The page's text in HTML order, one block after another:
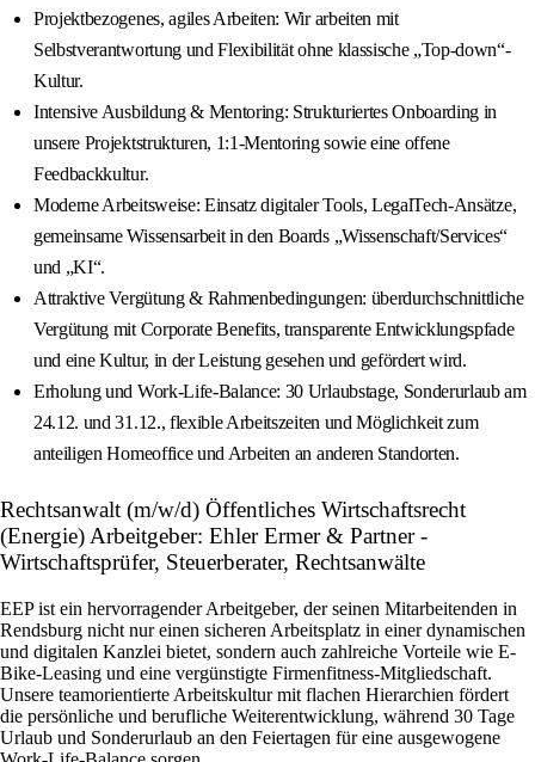
Projektbezogenes, agiles Arbeiten: Wir arbeiten mit
Selbstverantwortung und Flexibilität ohne klassische „Top-down“-
Kultur.
Intensive Ausbildung & Mentoring: Strukturiertes Onboarding in
unsere Projektstrukturen, 1:1-Mentoring sowie eine offene
Feedbackkultur.
Moderne Arbeitsweise: Einsatz digitaler Tools, LegalTech-Ansätze,
gemeinsame Wissensarbeit in den Boards „Wissenschaft/Services“
und „KI“.
Attraktive Vergütung & Rahmenbedingungen: überdurchschnittliche
Vergütung mit Corporate Benefits, transparente Entwicklungspfade
und eine Kultur, in der Leistung gesehen und gefördert wird.
Erholung und Work-Life-Balance: 30 Urlaubstage, Sonderurlaub am
24.12. und 31.12., flexible Arbeitszeiten und Möglichkeit zum
anteiligen Homeoffice und Arbeiten an anderen Standorten.
Rechtsanwalt (m/w/d) Öffentliches Wirtschaftsrecht
(Energie) Arbeitgeber: Ehler Ermer & Partner -
Wirtschaftsprüfer, Steuerberater, Rechtsanwälte
EEP ist ein hervorragender Arbeitgeber, der seinen Mitarbeitenden in
Rendsburg nicht nur einen sicheren Arbeitsplatz in einer dynamischen
und digitalen Kanzlei bietet, sondern auch zahlreiche Vorteile wie E-
Bike-Leasing und eine vergünstigte Firmenfitness-Mitgliedschaft.
Unsere teamorientierte Arbeitskultur mit flachen Hierarchien fördert
die persönliche und berufliche Weiterentwicklung, während 30 Tage
Urlaub und Sonderurlaub an den Feiertagen für eine ausgewogene